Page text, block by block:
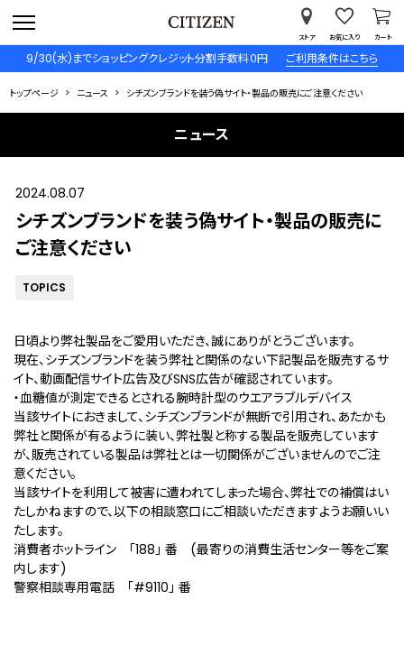
9/30(水)までショッピングクレジット分割手数料０円 ご利用条件はこちら
ストア お気に入り カート
トップページ ニュース シチズンブランドを装う偽サイト・製品の販売にご注意ください
ニュース
2024.08.07
シチズンブランドを装う偽サイト・製品の販売に
ご注意ください
TOPICS
日頃より弊社製品をご愛用いただき、誠にありがとうございます。
現在、シチズンブランドを装う弊社と関係のない下記製品を販売するサ
イト、動画配信サイト広告及びSNS広告が確認されています。
・血糖値が測定できるとされる腕時計型のウエアラブルデバイス
当該サイトにおきまして、シチズンブランドが無断で引用され、あたかも
弊社と関係が有るように装い、弊社製と称する製品を販売しています
が、販売されている製品は弊社とは一切関係がございませんのでご注
意ください。
当該サイトを利用して被害に遭われてしまった場合、弊社での補償はい
たしかねますので、以下の相談窓口にご相談いただきますようお願いい
たします。
消費者ホットライン ｢188｣ 番 (最寄りの消費生活センター等をご案
内します)
警察相談専用電話 ｢#9110｣ 番